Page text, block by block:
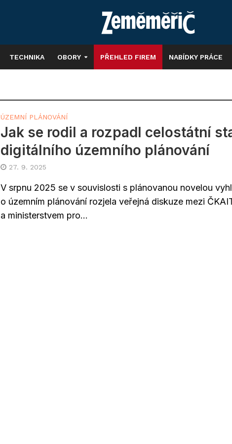
TECHNIKA OBORY PŘEHLED FIREM NABÍDKY PRÁCE
ÚZEMNÍ PLÁNOVÁNÍ
Jak se rodil a rozpadl celostátní
digitálního územního plánování
27. 9. 2025
V srpnu 2025 se v souvislosti s plánovanou novelou
o územním plánování rozjela veřejná diskuze mezi
a ministerstvem pro...